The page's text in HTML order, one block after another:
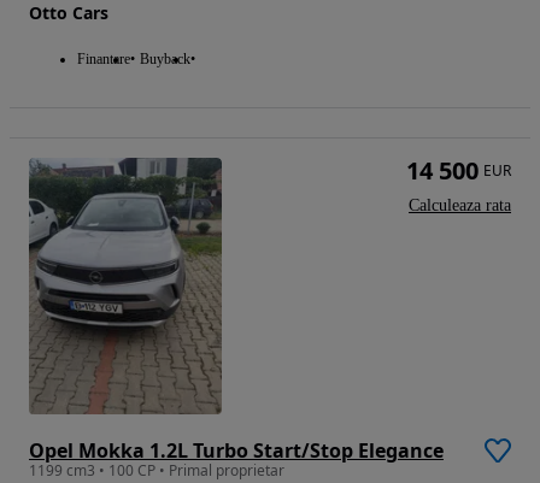
Otto Cars
Finantare Buyback
Opel Mokka 1.2L Turbo Start/Stop Elegance
1199 cm3 • 100 CP • Primal proprietar
14 500 EUR
Calculeaza rata